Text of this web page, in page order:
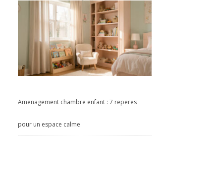
Amenagement chambre enfant : 7 reperes
pour un espace calme